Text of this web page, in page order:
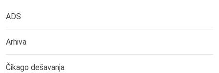
ADS
Arhiva
Čikago dešavanja